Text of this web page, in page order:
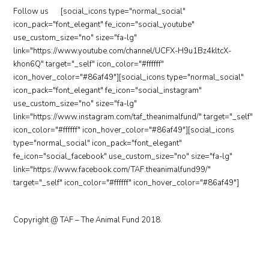
Follow us
[social_icons type="normal_social"
icon_pack="font_elegant" fe_icon="social_youtube"
use_custom_size="no" size="fa-lg"
link="https://www.youtube.com/channel/UCFX-H9u1Bz4kltcX-
khon6Q" target="_self" icon_color="#ffffff"
icon_hover_color="#86af49"][social_icons type="normal_social"
icon_pack="font_elegant" fe_icon="social_instagram"
use_custom_size="no" size="fa-lg"
link="https://www.instagram.com/taf_theanimalfund/" target="_self"
icon_color="#ffffff" icon_hover_color="#86af49"][social_icons
type="normal_social" icon_pack="font_elegant"
fe_icon="social_facebook" use_custom_size="no" size="fa-lg"
link="https://www.facebook.com/TAF.theanimalfund99/"
target="_self" icon_color="#ffffff" icon_hover_color="#86af49"]
Copyright @ TAF – The Animal Fund 2018.